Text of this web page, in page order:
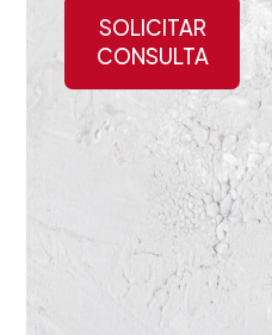
SOLICITAR
CONSULTA